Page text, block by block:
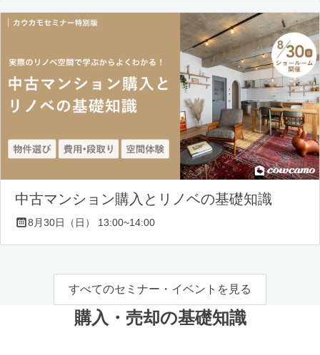
中古マンション購入とリノベの基礎知識
8月30日（日） 13:00~14:00
すべてのセミナー・イベントを見る
購入・売却の基礎知識